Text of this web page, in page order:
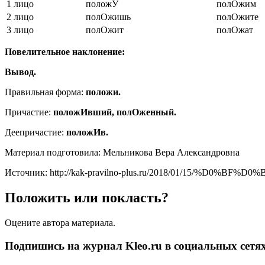
1 лицо
положУ
полОжим
2 лицо
полОжишь
полОжите
3 лицо
полОжит полОжат
Повелительное наклонение:
Вывод.
Правильная форма: положи.
Причастие: положИвший, полОженный.
Деепричастие: положИв.
Материал подготовила: Мельникова Вера Александровна
Источник: http://kak-pravilno-plus.ru/2018/01/15/
Положить или покласть?
Оцените автора материала.
Подпишись на журнал Kleo.ru в социальных